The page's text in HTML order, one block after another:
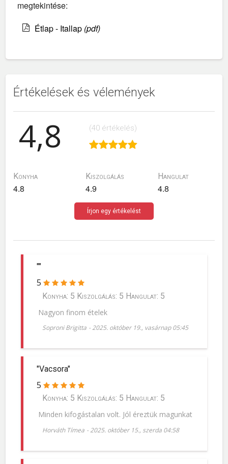
megtekintése:
Étlap - Itallap (pdf)
Értékelések és vélemények
4,8 (40 értékelés)
Konyha
4.8
Kiszolgálás
4.9
Hangulat
4.8
Írjon egy értékelést
""
5
Konyha: 5 Kiszolgálás: 5 Hangulat: 5
Nagyon finom ételek
Soproni Brigitta -2025. október 19., vasárnap 05:45
"Vacsora"
5
Konyha: 5 Kiszolgálás: 5 Hangulat: 5
Minden kifogástalan volt. Jól éreztük magunkat
Horváth Tímea -2025. október 15., szerda 04:58